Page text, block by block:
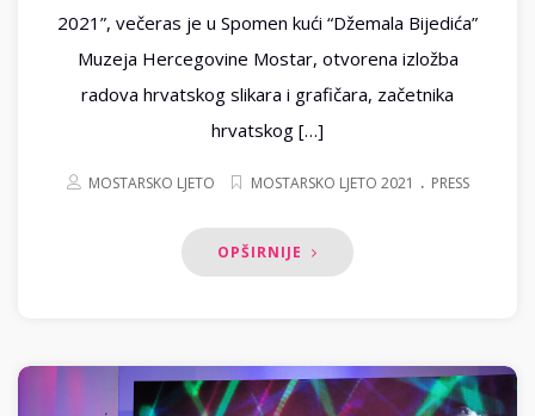
2021”, večeras je u Spomen kući “Džemala Bijedića”
Muzeja Hercegovine Mostar, otvorena izložba
radova hrvatskog slikara i grafičara, začetnika
hrvatskog […]
MOSTARSKO LJETO MOSTARSKO LJETO 2021 . PRESS
OPŠIRNIJE